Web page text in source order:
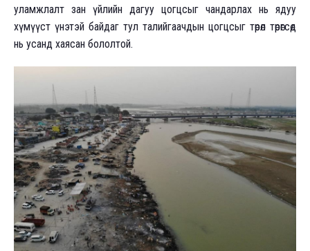
уламжлалт зан үйлийн дагуу цогцсыг чандарлах нь ядуу
хүмүүст үнэтэй байдаг тул талийгаачдын цогцсыг төрөл төрөгсөд
нь усанд хаясан бололтой.